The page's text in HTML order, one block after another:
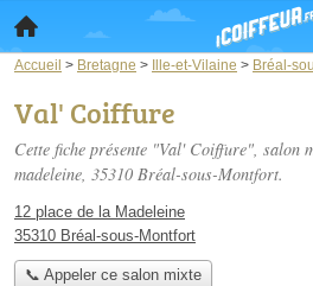
Accueil > Bretagne > Ille-et-Vilaine > Bréal-
Val' Coiffure
Cette fiche présente "Val' Coiffure", salon
madeleine, 35310 Bréal-sous-Montfort.
12 place de la Madeleine
35310 Bréal-sous-Montfort
📞 Appeler ce salon mixte